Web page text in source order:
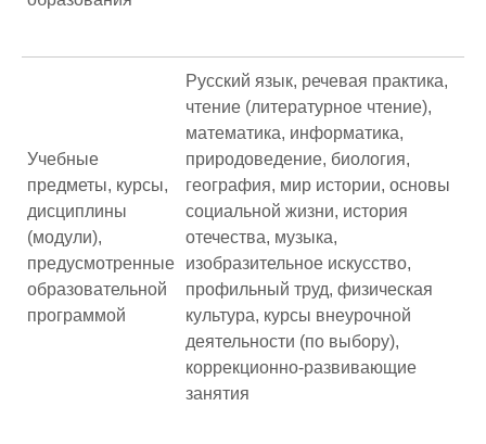
Учебные
предметы, курсы,
дисциплины
(модули),
предусмотренные
образовательной
программой
Русский язык, речевая практика,
чтение (литературное чтение),
математика, информатика,
природоведение, биология,
география, мир истории, основы
социальной жизни, история
отечества, музыка,
изобразительное искусство,
профильный труд, физическая
культура, курсы внеурочной
деятельности (по выбору),
коррекционно-развивающие
занятия